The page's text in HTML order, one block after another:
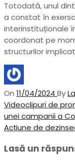
Totodată, unul
a constat în
interinstituționale
coordonat pe
structurilor
On 11/04/2024 By
Navigare
în
articole
Previous
Post
Videoclipuri de
unei campanii a
Next
Acțiune de
Lasă un